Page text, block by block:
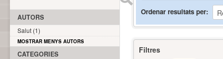
Ordenar resultats per
Filtres
AUTORS
Salut (1)
MOSTRAR MENYS AUTORS
CATEGORIES